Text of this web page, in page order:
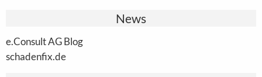
News
e.Consult AG Blog
schadenfix.de